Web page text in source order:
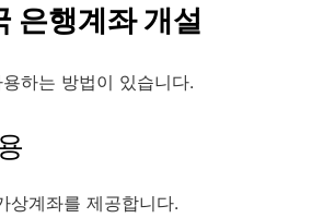
은행계좌 개설
하는 방법이 있습니다.
상계좌를 제공합니다.